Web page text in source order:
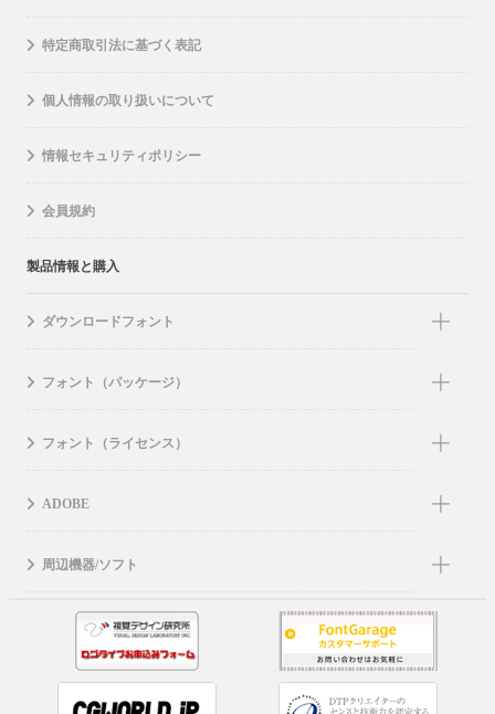
特定商取引法に基づく表記
個人情報の取り扱いについて
情報セキュリティポリシー
会員規約
製品情報と購入
ダウンロードフォント
フォント（パッケージ）
フォント（ライセンス）
ADOBE
周辺機器/ソフト